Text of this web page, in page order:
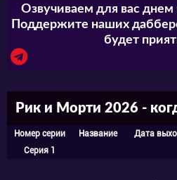
Озвучиваем для вас
Поддержите наших
будет
Рик и Морти 2026 -
Номер серии Название Дата
Серия 1